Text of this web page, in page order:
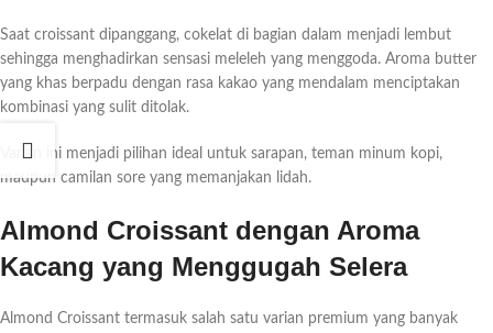
Saat croissant dipanggang, cokelat di bagian dalam menjadi lembut
sehingga menghadirkan sensasi meleleh yang menggoda. Aroma butter
yang khas berpadu dengan rasa kakao yang mendalam menciptakan
kombinasi yang sulit ditolak.
Varian ini menjadi pilihan ideal untuk sarapan, teman minum kopi,
maupun camilan sore yang memanjakan lidah.
Almond Croissant dengan Aroma
Kacang yang Menggugah Selera
Almond Croissant termasuk salah satu varian premium yang banyak